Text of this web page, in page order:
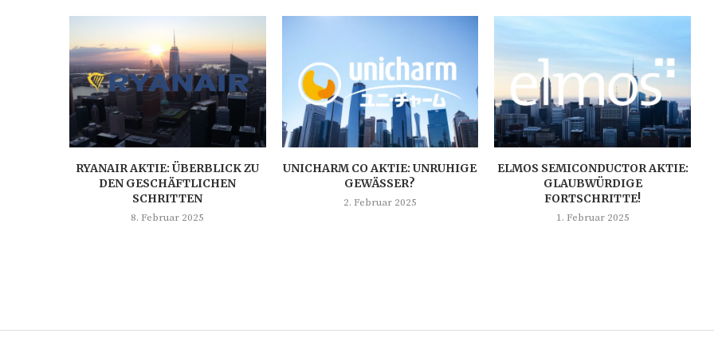
RYANAIR AKTIE: ÜBERBLICK ZU
DEN GESCHÄFTLICHEN
SCHRITTEN
8. Februar 2025
UNICHARM CO AKTIE: UNRUHIGE
GEWÄSSER?
2. Februar 2025
ELMOS SEMICONDUCTOR AKTIE:
GLAUBWÜRDIGE
FORTSCHRITTE!
1. Februar 2025